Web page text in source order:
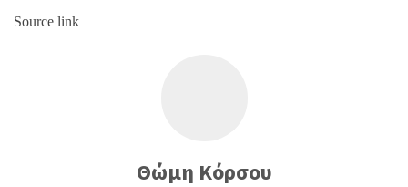
Source link
Θώμη Κόρσου